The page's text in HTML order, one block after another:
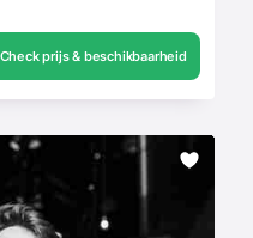
Check prijs & beschikbaarheid